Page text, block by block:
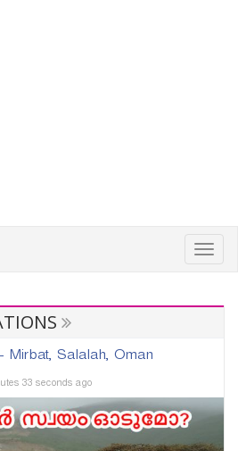
Mirbat, Salalah, Oman
33 seconds ago